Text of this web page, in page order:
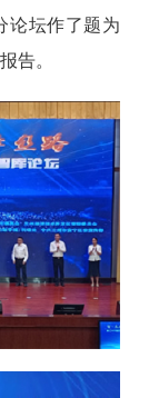
论坛作了题为
告。